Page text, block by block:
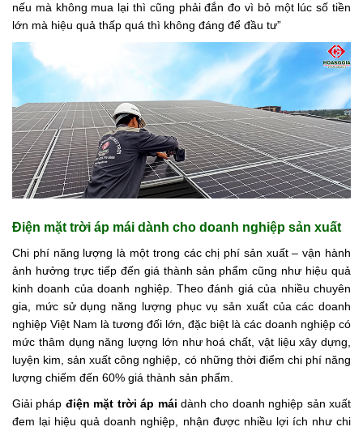
nếu mà không mua lại thì cũng phải đắn đo vì bỏ một lúc số tiền
lớn mà hiệu quả thấp quá thì không đáng để đầu tư”
Điện mặt trời áp mái dành cho doanh nghiệp sản xuất
Chi phí năng lượng là một trong các chị phí sản xuất – vận hành
ảnh hưởng trực tiếp đến giá thành sản phẩm cũng như hiệu quả
kinh doanh của doanh nghiệp. Theo đánh giá của nhiều chuyên
gia, mức sử dụng năng lượng phục vụ sản xuất của các doanh
nghiệp Việt Nam là tương đối lớn, đặc biệt là các doanh nghiệp có
mức thâm dụng năng lượng lớn như hoá chất, vật liệu xây dựng,
luyện kim, sản xuất công nghiệp, có những thời điểm chi phí năng
lượng chiếm đến 60% giá thành sản phẩm.
Giải pháp điện mặt trời áp mái dành cho doanh nghiệp sản xuất
đem lại hiệu quả doanh nghiệp, nhận được nhiều lợi ích như chi